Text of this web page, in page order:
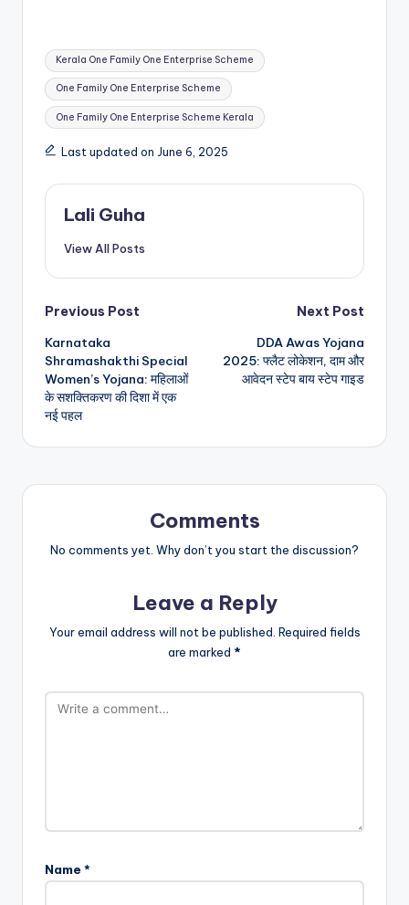
Tags:
Kerala One Family One Enterprise Scheme
One Family One Enterprise Scheme
One Family One Enterprise Scheme Kerala
Last updated on June 6, 2025
Lali Guha
View All Posts
Post
navigation
Previous Post
Karnataka
Shramashakthi Special
Women’s Yojana: महिलाओं
के सशक्तिकरण की दिशा में एक
नई पहल
Next Post
DDA Awas Yojana
2025: फ्लैट लोकेशन, दाम और
आवेदन स्टेप बाय स्टेप गाइड
Comments
No comments yet. Why don’t you start the discussion?
Leave a Reply
Your email address will not be published. Required fields
are marked *
Name *